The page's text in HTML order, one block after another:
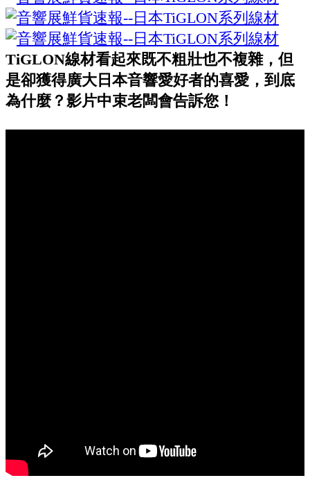
TiGLON線材看起來既不粗壯也不複雜，但
是卻獲得廣大日本音響愛好者的喜愛，到底
為什麼？影片中束老闆會告訴您！